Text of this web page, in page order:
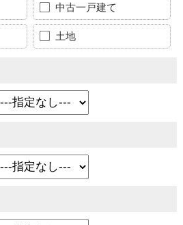
中古一戸建て
土地